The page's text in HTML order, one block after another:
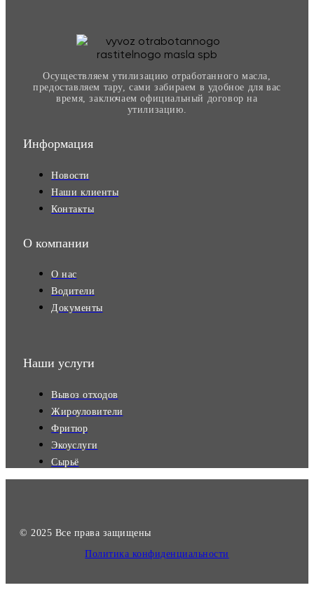
Осуществляем утилизацию отработанного масла,
предоставляем тару, сами забираем в удобное для вас
время, заключаем официальный договор на
утилизацию.
Информация
Новости
Наши клиенты
Контакты
О компании
О нас
Водители
Документы
Наши услуги
Вывоз отходов
Жироуловители
Фритюр
Экоуслуги
Сырьё
© 2025 Все права защищены
Политика конфиденциальности